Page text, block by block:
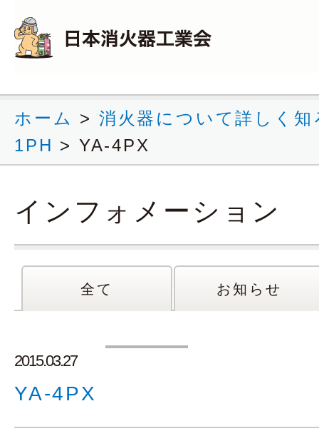
ホーム > 消火器について詳しく知
1PH > YA-4PX
インフォメーション
全て お知らせ
2015.03.27
YA-4PX